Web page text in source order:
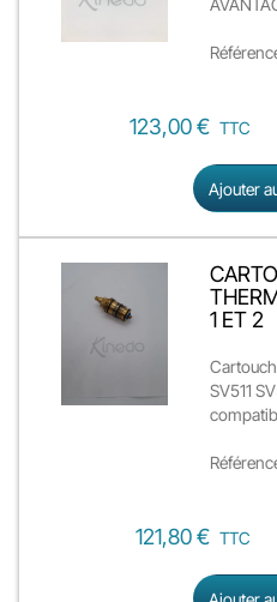
123,00 € TTC
Ajouter
1 ET 2
SV511
121,80 € TTC